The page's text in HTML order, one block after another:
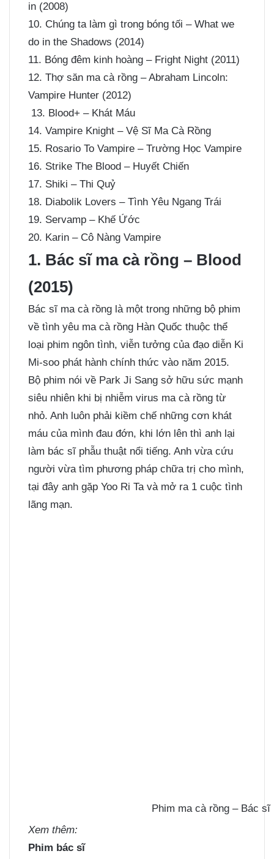
in (2008)
10. Chúng ta làm gì trong bóng tối – What we
do in the Shadows (2014)
11. Bóng đêm kinh hoàng – Fright Night (2011)
12. Thợ săn ma cà rồng – Abraham Lincoln:
Vampire Hunter (2012)
13. Blood+ – Khát Máu
14. Vampire Knight – Vệ Sĩ Ma Cà Rồng
15. Rosario To Vampire – Trường Học Vampire
16. Strike The Blood – Huyết Chiến
17. Shiki – Thi Quỷ
18. Diabolik Lovers – Tình Yêu Ngang Trái
19. Servamp – Khế Ứớc
20. Karin – Cô Nàng Vampire
1. Bác sĩ ma cà rồng – Blood
(2015)
Bác sĩ ma cà rồng là một trong những bộ phim
về tình yêu ma cà rồng Hàn Quốc thuộc thể
loại phim ngôn tình, viễn tưởng của đạo diễn Ki
Mi-soo phát hành chính thức vào năm 2015.
Bộ phim nói về Park Ji Sang sở hữu sức mạnh
siêu nhiên khi bị nhiễm virus ma cà rồng từ
nhỏ. Anh luôn phải kiềm chế những cơn khát
máu của mình đau đớn, khi lớn lên thì anh lại
làm bác sĩ phẫu thuật nổi tiếng. Anh vừa cứu
người vừa tìm phương pháp chữa trị cho mình,
tại đây anh gặp Yoo Ri Ta và mở ra 1 cuộc tình
lãng mạn.
Phim ma cà rồng – Bác
Xem thêm:
Phim bác sĩ